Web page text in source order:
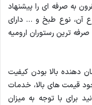
به صرفه ای را پیشنهاد
آن، نوع طبخ و … دارای
ترین رستوران ارومیه
دهنده بالا بودن کیفیت
قیمت های بالا، خدمات
برای با توجه به میزان